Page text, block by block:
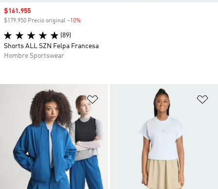
Añadir a la lista de deseos
Precio de venta
$161.955
$179.950 Precio original -10%
(89)
Shorts ALL SZN Felpa Francesa
Hombre Sportswear